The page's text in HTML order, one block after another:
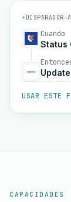
⚡ DISPARADOR→
Status
USAR ESTE
CAPACIDADES